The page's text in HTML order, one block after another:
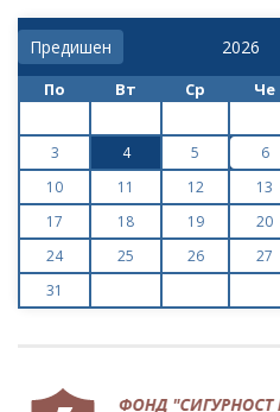
Предишен
По Вт Ср Че
3
4 5 6
10
11 12 13
17
18 19 20
24
25 26 27
31